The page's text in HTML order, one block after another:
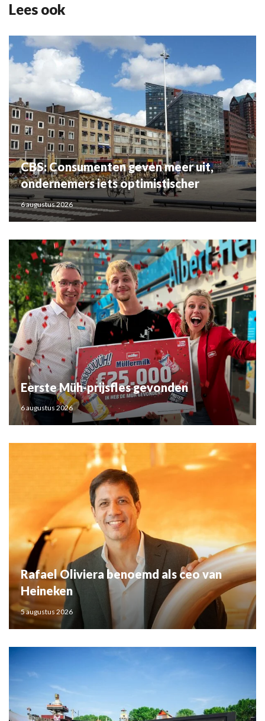
Lees ook
CBS: Consumenten geven meer uit,
ondernemers iets optimistischer
6 augustus 2026
Eerste Müh-prijsfles gevonden
6 augustus 2026
Rafael Oliviera benoemd als ceo van
Heineken
5 augustus 2026